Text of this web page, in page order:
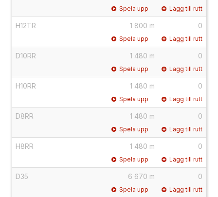
Spela upp Lägg till rutt
H12TR 1 800 m 0
Spela upp Lägg till rutt
D10RR 1 480 m 0
Spela upp Lägg till rutt
H10RR 1 480 m 0
Spela upp Lägg till rutt
D8RR 1 480 m 0
Spela upp Lägg till rutt
H8RR 1 480 m 0
Spela upp Lägg till rutt
D35 6 670 m 0
Spela upp Lägg till rutt